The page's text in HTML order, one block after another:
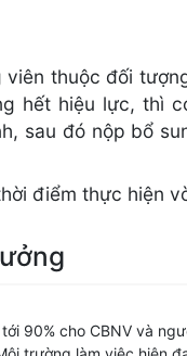
viên thuộc đối
hết hiệu lực, thì
sau đó nộp bổ
điểm thực hiện
90% cho CBNV và